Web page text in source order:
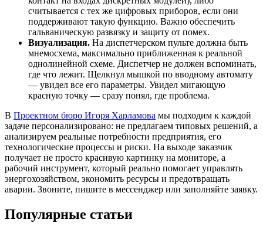
считывается с тех же цифровых приборов, если они
поддерживают такую функцию. Важно обеспечить
гальваническую развязку и защиту от помех.
Визуализация. На диспетчерском пульте должна быть
мнемосхема, максимально приближенная к реальной
однолинейной схеме. Диспетчер не должен вспоминать,
где что лежит. Щелкнул мышкой по вводному автомату
— увидел все его параметры. Увидел мигающую
красную точку — сразу понял, где проблема.
В Проектном бюро Игоря Харламова мы подходим к каждой
задаче персонализировано: не предлагаем типовых решений, а
анализируем реальные потребности предприятия, его
технологические процессы и риски. На выходе заказчик
получает не просто красивую картинку на мониторе, а
рабочий инструмент, который реально помогает управлять
энергохозяйством, экономить ресурсы и предотвращать
аварии. Звоните, пишите в мессенджер или заполняйте заявку.
Популярные статьи